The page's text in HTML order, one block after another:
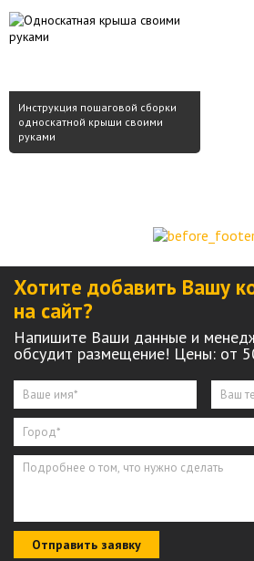
Инструкция пошаговой сборки
односкатной крыши своими
руками
Хотите добавить Вашу
на сайт?
Напишите Ваши данные и
обсудит размещение! Цены: от
Отправить заявку